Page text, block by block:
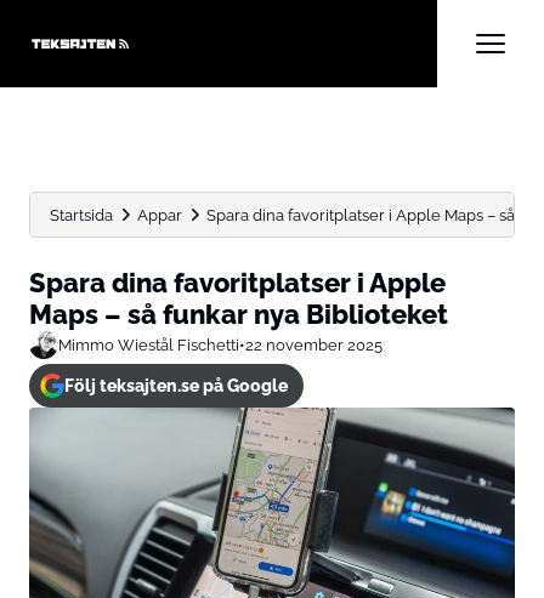
Startsida Appar Spara dina favoritplatser i Apple Maps – så
Spara dina favoritplatser i Apple
Maps – så funkar nya Biblioteket
Mimmo Wiestål Fischetti•22 november 2025
Följ teksajten.se på Google